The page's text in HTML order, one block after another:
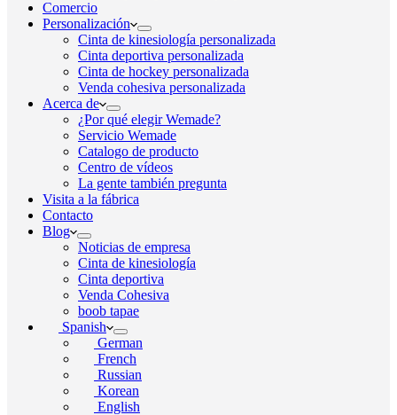
Comercio
Personalización
Cinta de kinesiología personalizada
Cinta deportiva personalizada
Cinta de hockey personalizada
Venda cohesiva personalizada
Acerca de
¿Por qué elegir Wemade?
Servicio Wemade
Catalogo de producto
Centro de vídeos
La gente también pregunta
Visita a la fábrica
Contacto
Blog
Noticias de empresa
Cinta de kinesiología
Cinta deportiva
Venda Cohesiva
boob tapae
Spanish
German
French
Russian
Korean
English